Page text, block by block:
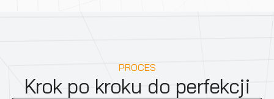
PROCES
Krok po kroku do perfekcji